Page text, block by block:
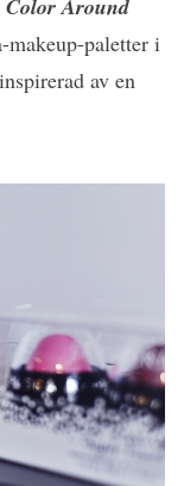
Color Around
paletter i
av en